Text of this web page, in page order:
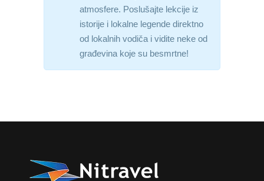
atmosfere. Poslušajte lekcije iz
istorije i lokalne legende direktno
od lokalnih vodiča i vidite neke od
građevina koje su besmrtne!